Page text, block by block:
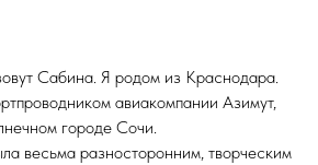
Сабина. Я родом из Краснодара.
авиакомпании Азимут,
городе Сочи.
весьма разносторонним, творческим